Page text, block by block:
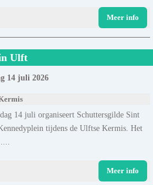
Meer info
Ulft
14 juli 2026
14 juli organiseert Schuttersgilde Sint
tijdens de Ulftse Kermis. Het
Meer info